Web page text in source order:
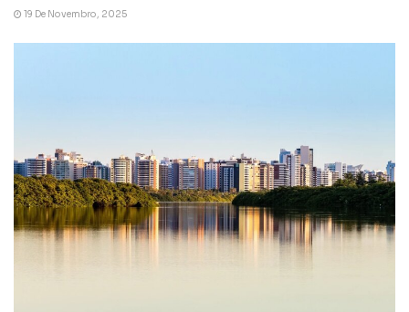
19 De Novembro, 2025